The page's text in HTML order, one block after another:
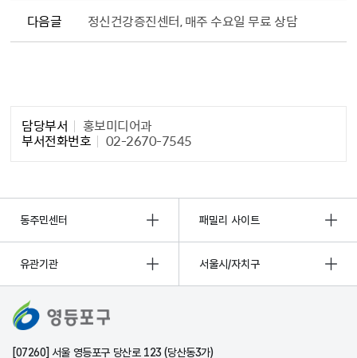
다음글 정신건강증진센터, 매주 수요일 무료 상담
담당부서 홍보미디어과
부서전화번호 02-2670-7545
동주민센터 패밀리 사이트
유관기관 서울시/자치구
[07260] 서울 영등포구 당산로 123 (당산동3가)